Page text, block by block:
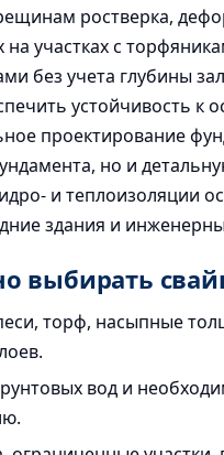
ростверка,
на участках с
без учета глубины
устойчивость к
проектирование
но и
и теплоизоляции
здания и
выбирать
торф, насыпные
вод и